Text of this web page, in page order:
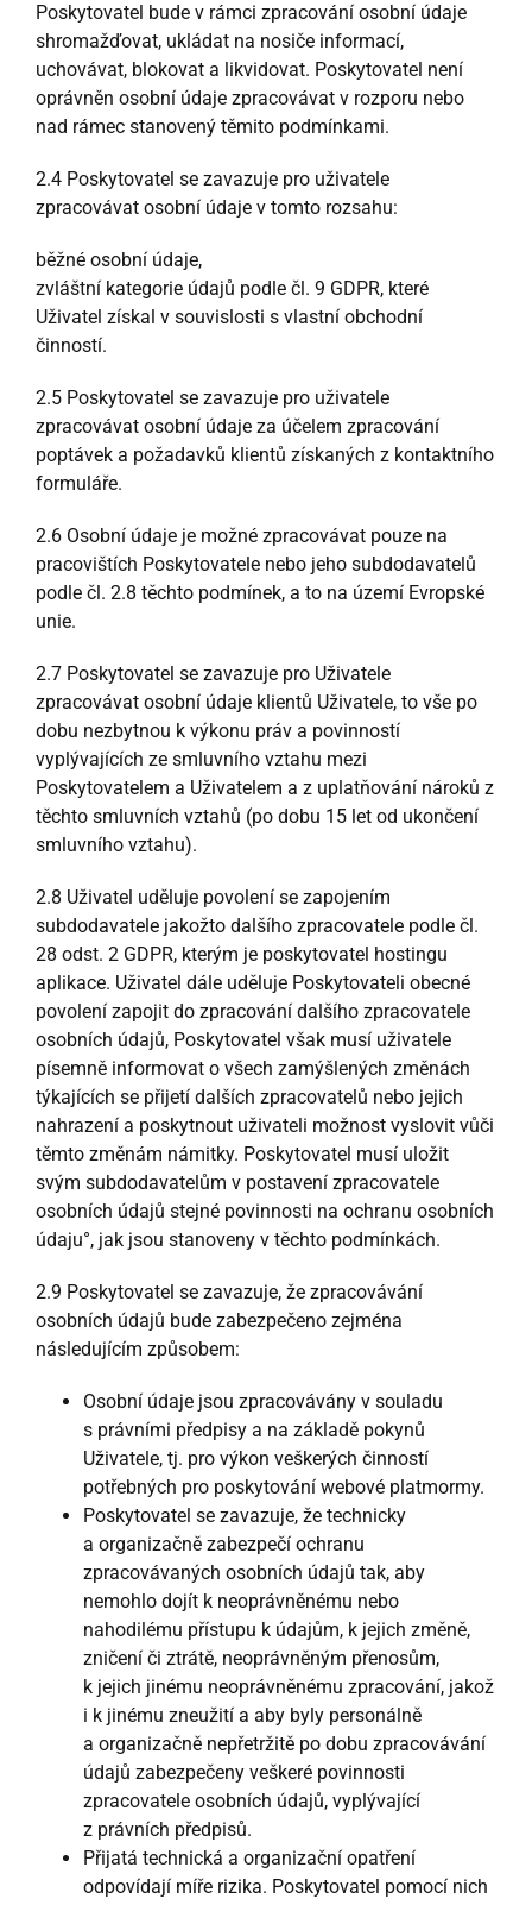
Poskytovatel bude v rámci zpracování osobní údaje
shromažďovat, ukládat na nosiče informací,
uchovávat, blokovat a likvidovat. Poskytovatel není
oprávněn osobní údaje zpracovávat v rozporu nebo
nad rámec stanovený těmito podmínkami.
2.4 Poskytovatel se zavazuje pro uživatele
zpracovávat osobní údaje v tomto rozsahu:
běžné osobní údaje,
zvláštní kategorie údajů podle čl. 9 GDPR, které
Uživatel získal v souvislosti s vlastní obchodní
činností.
2.5 Poskytovatel se zavazuje pro uživatele
zpracovávat osobní údaje za účelem zpracování
poptávek a požadavků klientů získaných z kontaktního
formuláře.
2.6 Osobní údaje je možné zpracovávat pouze na
pracovištích Poskytovatele nebo jeho subdodavatelů
podle čl. 2.8 těchto podmínek, a to na území Evropské
unie.
2.7 Poskytovatel se zavazuje pro Uživatele
zpracovávat osobní údaje klientů Uživatele, to vše po
dobu nezbytnou k výkonu práv a povinností
vyplývajících ze smluvního vztahu mezi
Poskytovatelem a Uživatelem a z uplatňování nároků z
těchto smluvních vztahů (po dobu 15 let od ukončení
smluvního vztahu).
2.8 Uživatel uděluje povolení se zapojením
subdodavatele jakožto dalšího zpracovatele podle čl.
28 odst. 2 GDPR, kterým je poskytovatel hostingu
aplikace. Uživatel dále uděluje Poskytovateli obecné
povolení zapojit do zpracování dalšího zpracovatele
osobních údajů, Poskytovatel však musí uživatele
písemně informovat o všech zamýšlených změnách
týkajících se přijetí dalších zpracovatelů nebo jejich
nahrazení a poskytnout uživateli možnost vyslovit vůči
těmto změnám námitky. Poskytovatel musí uložit
svým subdodavatelům v postavení zpracovatele
osobních údajů stejné povinnosti na ochranu osobních
údaju°, jak jsou stanoveny v těchto podmínkách.
2.9 Poskytovatel se zavazuje, že zpracovávání
osobních údajů bude zabezpečeno zejména
následujícím způsobem:
Osobní údaje jsou zpracovávány v souladu
s právními předpisy a na základě pokynů
Uživatele, tj. pro výkon veškerých činností
potřebných pro poskytování webové platmormy.
Poskytovatel se zavazuje, že technicky
a organizačně zabezpečí ochranu
zpracovávaných osobních údajů tak, aby
nemohlo dojít k neoprávněnému nebo
nahodilému přístupu k údajům, k jejich změně,
zničení či ztrátě, neoprávněným přenosům,
k jejich jinému neoprávněnému zpracování, jakož
i k jinému zneužití a aby byly personálně
a organizačně nepřetržitě po dobu zpracovávání
údajů zabezpečeny veškeré povinnosti
zpracovatele osobních údajů, vyplývající
z právních předpisů.
Přijatá technická a organizační opatření
odpovídají míře rizika. Poskytovatel pomocí nich